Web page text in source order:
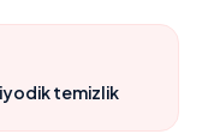
temizlik